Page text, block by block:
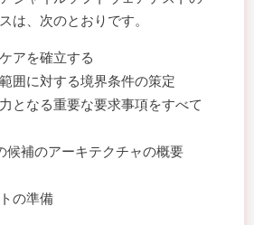
は、次のとおりです。
アを確立する
囲に対する境界条件の策定
となる重要な要求事項をすべて
候補のアーキテクチャの概要
の準備